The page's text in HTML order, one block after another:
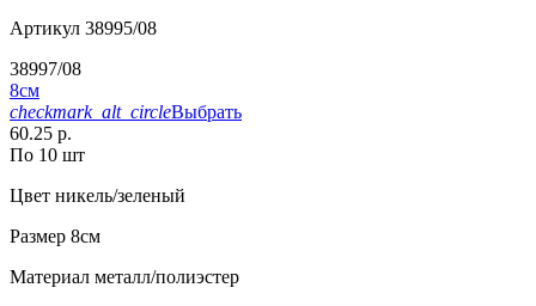
Артикул 38995/08
38997/08
8см
checkmark_alt_circleВыбрать
60.25 р.
По 10 шт
Цвет никель/зеленый
Размер 8см
Материал металл/полиэстер